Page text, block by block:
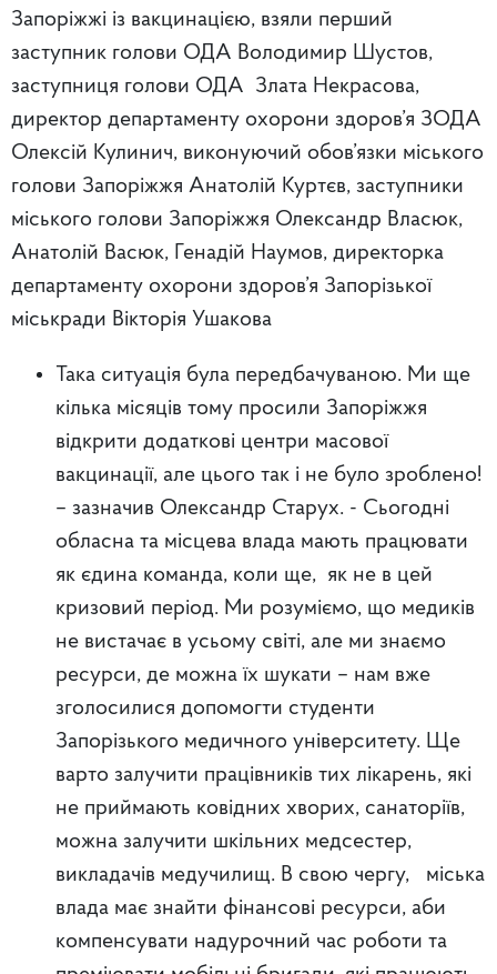
Запоріжжі із вакцинацією, взяли перший
заступник голови ОДА Володимир Шустов,
заступниця голови ОДА Злата Некрасова,
директор департаменту охорони здоров’я ЗОДА
Олексій Кулинич, виконуючий обов’язки міського
голови Запоріжжя Анатолій Куртєв, заступники
міського голови Запоріжжя Олександр Власюк,
Анатолій Васюк, Генадій Наумов, директорка
департаменту охорони здоров’я Запорізької
міськради Вікторія Ушакова
Така ситуація була передбачуваною. Ми ще
кілька місяців тому просили Запоріжжя
відкрити додаткові центри масової
вакцинації, але цього так і не було зроблено!
– зазначив Олександр Старух. - Сьогодні
обласна та місцева влада мають працювати
як єдина команда, коли ще, як не в цей
кризовий період. Ми розуміємо, що медиків
не вистачає в усьому світі, але ми знаємо
ресурси, де можна їх шукати – нам вже
зголосилися допомогти студенти
Запорізького медичного університету. Ще
варто залучити працівників тих лікарень, які
не приймають ковідних хворих, санаторіїв,
можна залучити шкільних медсестер,
викладачів медучилищ. В свою чергу, міська
влада має знайти фінансові ресурси, аби
компенсувати надурочний час роботи та